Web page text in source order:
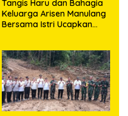
Tangis Haru dan Bahagia
Keluarga Arisen Manulang
Bersama Istri Ucapkan
Semakin Jaya